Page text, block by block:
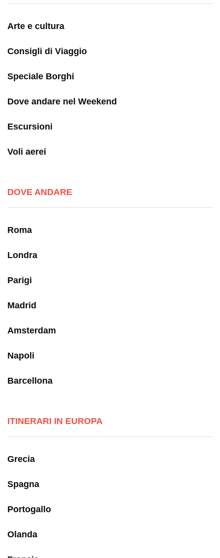
Arte e cultura
Consigli di Viaggio
Speciale Borghi
Dove andare nel Weekend
Escursioni
Voli aerei
DOVE ANDARE
Roma
Londra
Parigi
Madrid
Amsterdam
Napoli
Barcellona
ITINERARI IN EUROPA
Grecia
Spagna
Portogallo
Olanda